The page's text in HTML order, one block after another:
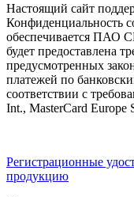
Настоящий сайт
Конфиденциальность
обеспечивается ПАО
будет предоставлена
предусмотренных
платежей по
соответствии с
Int., MasterCard Europe
Регистрационные
продукцию